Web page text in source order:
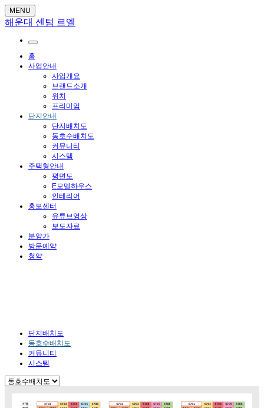
MENU
해운대 센텀 르엘
홈
사업안내
사업개요
브랜드소개
위치
프리미엄
단지안내
단지배치도
동호수배치도
커뮤니티
시스템
주택형안내
평면도
E모델하우스
인테리어
홍보센터
유튜브영상
보도자료
분양가
방문예약
청약
단지배치도
동호수배치도
커뮤니티
시스템